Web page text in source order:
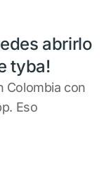
abrirlo
tyba!
Colombia con
Eso